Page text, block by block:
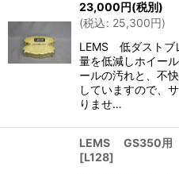
23,000円(税別)
(税込: 25,300円)
LEMS 低ダストブ
量を低減しホイー
ールの汚れと、不
していますので、
りませ…
LEMS GS350用
[L128]